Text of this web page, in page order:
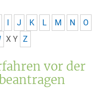
I J K L M N
O
X Y Z
vor der